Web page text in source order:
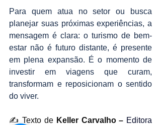
Para quem atua no setor ou busca
planejar suas próximas experiências, a
mensagem é clara: o turismo de bem-
estar não é futuro distante, é presente
em plena expansão. É o momento de
investir em viagens que curam,
transformam e reposicionam o sentido
do viver.
✍️ Texto de Keller Carvalho – Editora